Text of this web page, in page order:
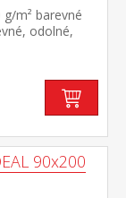
m² barevné
odolné,
pro matrace
°C
90x200